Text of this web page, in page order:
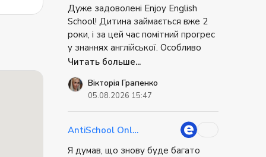
безпорадним. Міг вирішити базові
речі самостійно. Це дуже знижує
стрес при переїзді.
Дуже задоволені Enjoy English
School! Дитина займається вже 2
роки, і за цей час помітний прогрес
у знаннях англійської. Особливо
радує, що дитина із задоволенням
вчитися. Дякую викладачам за
професіоналізм, цікаве навчання та
Однозначно рекомендую!
Читать больше...
Вікторія Грапенко
05.08.2026 15:47
AntiSchool Online
Я думав, що знову буде багато